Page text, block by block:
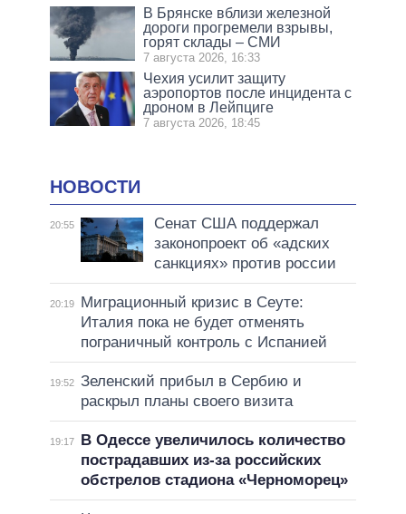
В Брянске вблизи железной
дороги прогремели взрывы,
горят склады – СМИ
7 августа 2026, 16:33
Чехия усилит защиту
аэропортов после инцидента с
дроном в Лейпциге
7 августа 2026, 18:45
НОВОСТИ
20:55
Сенат США поддержал
законопроект об «адских
санкциях» против россии
20:19
Миграционный кризис в Сеуте:
Италия пока не будет отменять
пограничный контроль с Испанией
19:52 Зеленский прибыл в Сербию и
раскрыл планы своего визита
19:17
В Одессе увеличилось количество
пострадавших из-за российских
обстрелов стадиона «Черноморец»